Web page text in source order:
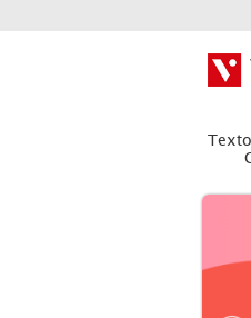
Texto